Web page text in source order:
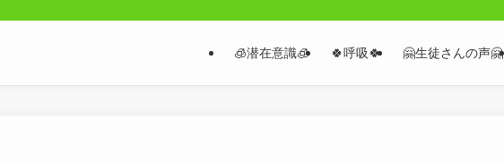
🧊潜在意識🧊 🍀呼吸🍀 🤗生徒さんの声🤗